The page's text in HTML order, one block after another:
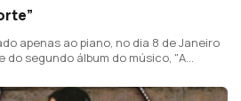
apenas ao piano, no dia 8 de Janeiro
segundo álbum do músico, "A